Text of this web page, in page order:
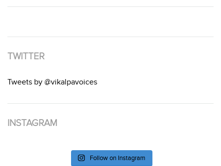
TWITTER
Tweets by @vikalpavoices
INSTAGRAM
Follow on Instagram